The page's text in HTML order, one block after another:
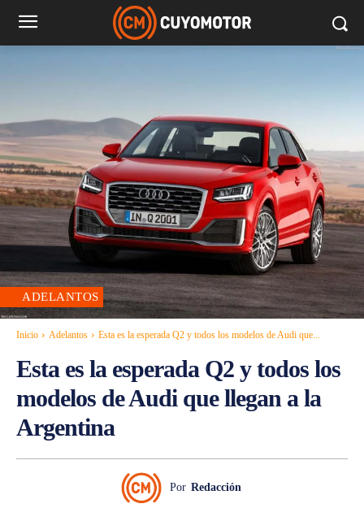
ADELANTOS
Inicio Adelantos Esta es la esperada Q2 y todos los modelos de Audi que...
Esta es la esperada Q2 y todos los
modelos de Audi que llegan a la
Argentina
Por Redacción